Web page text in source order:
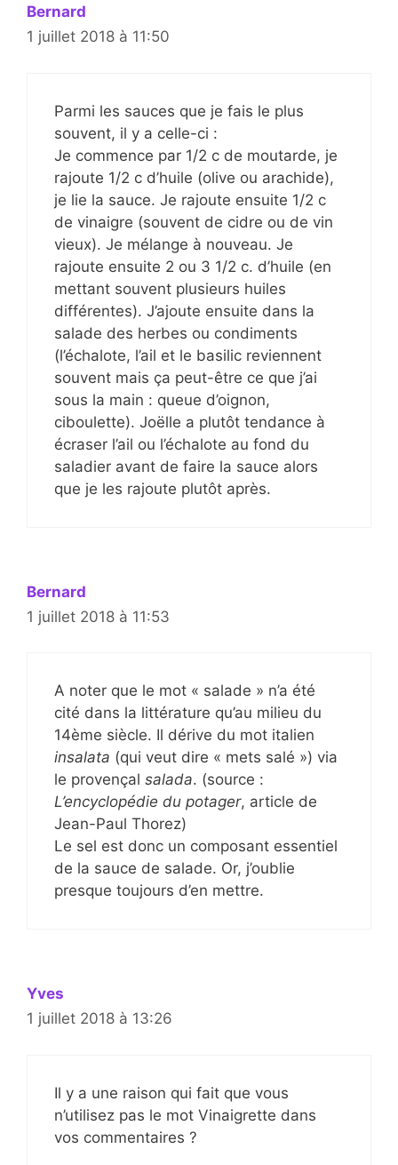
Bernard
1 juillet 2018 à 11:50
Parmi les sauces que je fais le plus
souvent, il y a celle-ci :
Je commence par 1/2 c de moutarde, je
rajoute 1/2 c d’huile (olive ou arachide),
je lie la sauce. Je rajoute ensuite 1/2 c
de vinaigre (souvent de cidre ou de vin
vieux). Je mélange à nouveau. Je
rajoute ensuite 2 ou 3 1/2 c. d’huile (en
mettant souvent plusieurs huiles
différentes). J’ajoute ensuite dans la
salade des herbes ou condiments
(l’échalote, l’ail et le basilic reviennent
souvent mais ça peut-être ce que j’ai
sous la main : queue d’oignon,
ciboulette). Joëlle a plutôt tendance à
écraser l’ail ou l’échalote au fond du
saladier avant de faire la sauce alors
que je les rajoute plutôt après.
Bernard
1 juillet 2018 à 11:53
A noter que le mot « salade » n’a été
cité dans la littérature qu’au milieu du
14ème siècle. Il dérive du mot italien
insalata (qui veut dire « mets salé ») via
le provençal salada. (source :
L’encyclopédie du potager, article de
Jean-Paul Thorez)
Le sel est donc un composant essentiel
de la sauce de salade. Or, j’oublie
presque toujours d’en mettre.
Yves
1 juillet 2018 à 13:26
Il y a une raison qui fait que vous
n’utilisez pas le mot Vinaigrette dans
vos commentaires ?